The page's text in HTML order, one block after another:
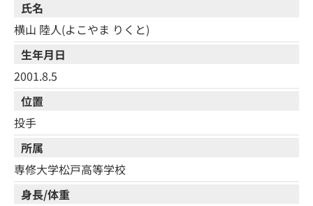
氏名
横山 陸人(よこやま りくと)
生年月日
2001.8.5
位置
投手
所属
専修大学松戸高等学校
身長/体重